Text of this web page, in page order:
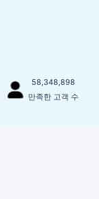
58,348,898
만족한 고객 수